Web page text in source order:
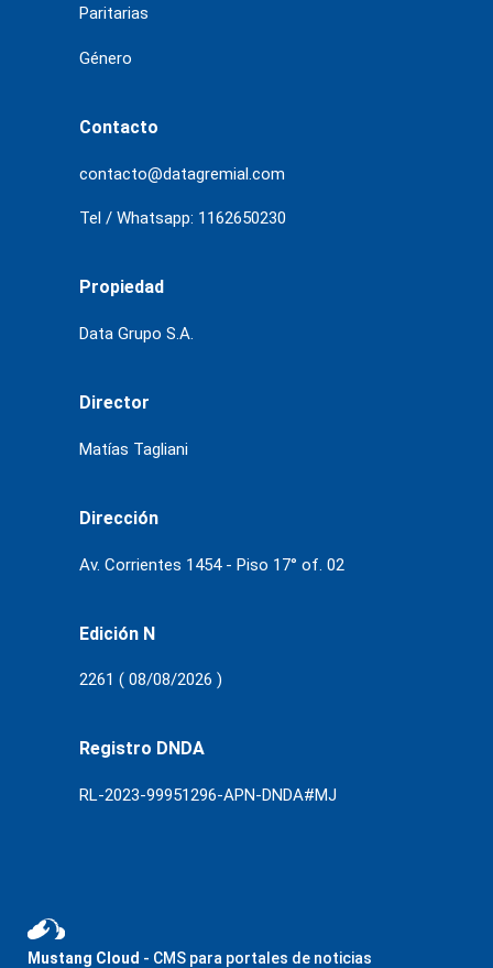
Paritarias
Género
Contacto
contacto@datagremial.com
Tel / Whatsapp: 1162650230
Propiedad
Data Grupo S.A.
Director
Matías Tagliani
Dirección
Av. Corrientes 1454 - Piso 17° of. 02
Edición N
2261 ( 08/08/2026 )
Registro DNDA
RL-2023-99951296-APN-DNDA#MJ
Mustang Cloud - CMS para portales de noticias